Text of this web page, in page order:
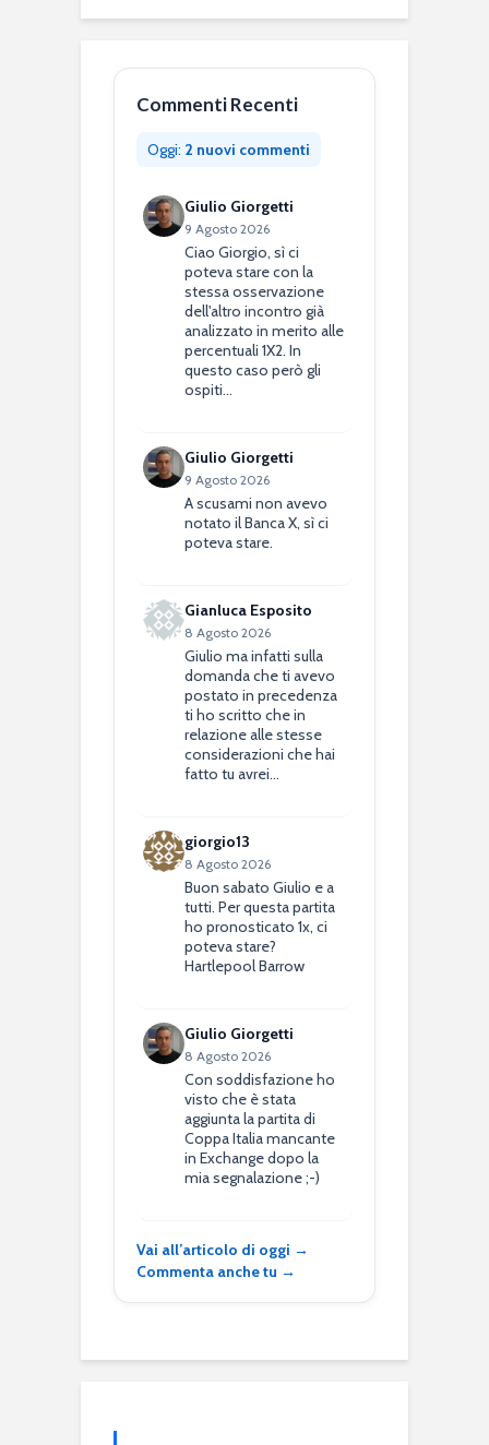
Commenti Recenti
Oggi: 2 nuovi commenti
Giulio Giorgetti
9 Agosto 2026
Ciao Giorgio, sì ci
poteva stare con la
stessa osservazione
dell'altro incontro già
analizzato in merito alle
percentuali 1X2. In
questo caso però gli
ospiti…
Giulio Giorgetti
9 Agosto 2026
A scusami non avevo
notato il Banca X, sì ci
poteva stare.
Gianluca Esposito
8 Agosto 2026
Giulio ma infatti sulla
domanda che ti avevo
postato in precedenza
ti ho scritto che in
relazione alle stesse
considerazioni che hai
fatto tu avrei…
giorgio13
8 Agosto 2026
Buon sabato Giulio e a
tutti. Per questa partita
ho pronosticato 1x, ci
poteva stare?
Hartlepool Barrow
Giulio Giorgetti
8 Agosto 2026
Con soddisfazione ho
visto che è stata
aggiunta la partita di
Coppa Italia mancante
in Exchange dopo la
mia segnalazione ;-)
Vai all’articolo di oggi →
Commenta anche tu →